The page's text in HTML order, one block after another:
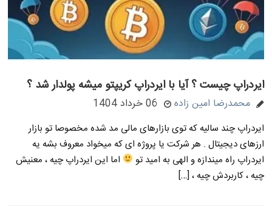
ایردراپ چیست ؟ آیا با ایردراپ کریپتو میشه پولدار شد ؟
محمدرضا امین زاده 06 خرداد 1404
ایردراپ چند سالیه که توی بازارهای مالی مد شده مخصوصا تو بازار
ارزهای دیجیتال . هر شرکت یا پروژه ای که میخواد معروف بشه یه
ایردراپ راه میندازه و الهی به امید تو
اما این ایردراپ چیه ، معنیش
چیه ، کاربردش چیه ، […]